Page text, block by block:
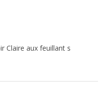
Claire aux feuillant s